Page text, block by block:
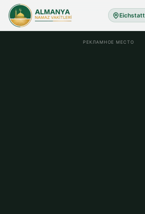
Eichstatt
РЕКЛАМНОЕ МЕСТО